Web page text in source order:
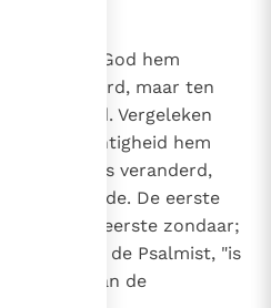
waarin God hem
veranderd, maar ten
Vergeleken
ongerechtigheid hem
mens veranderd,
Gods genade. De eerste
aan de eerste zondaar;
volgens de Psalmist, "is
van de